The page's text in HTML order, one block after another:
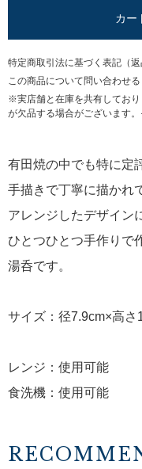
カー
特定商取引法に基づく表記（返
この商品について問い合わせる
※実店舗と在庫を共有してお
が欠品する場合がございます
有田焼の中でも特に定
手描きで丁寧に描かれ
アレンジしたデザイン
ひとつひとつ手作りで
湯呑です。
サイズ：径7.9cm×高さ
レンジ：使用可能
食洗機：使用可能